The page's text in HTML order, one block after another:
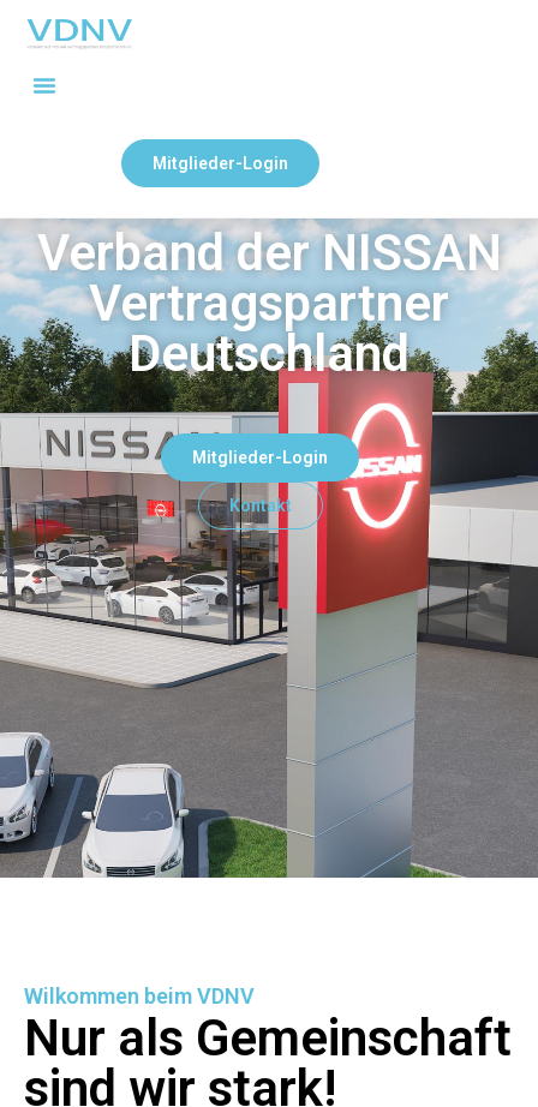
Mitglieder-Login
Verband der NISSAN
Vertragspartner
Deutschland
Mitglieder-Login
Kontakt
Wilkommen beim VDNV
Nur als Gemeinschaft
sind wir stark!